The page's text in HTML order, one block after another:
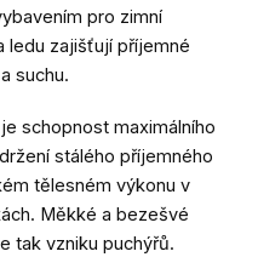
pro zimní
ledu zajišťují příjemné
suchu.
schopnost maximálního
stálého příjemného
tělesném výkonu v
Měkké a bezešvé
tak vzniku puchýřů.